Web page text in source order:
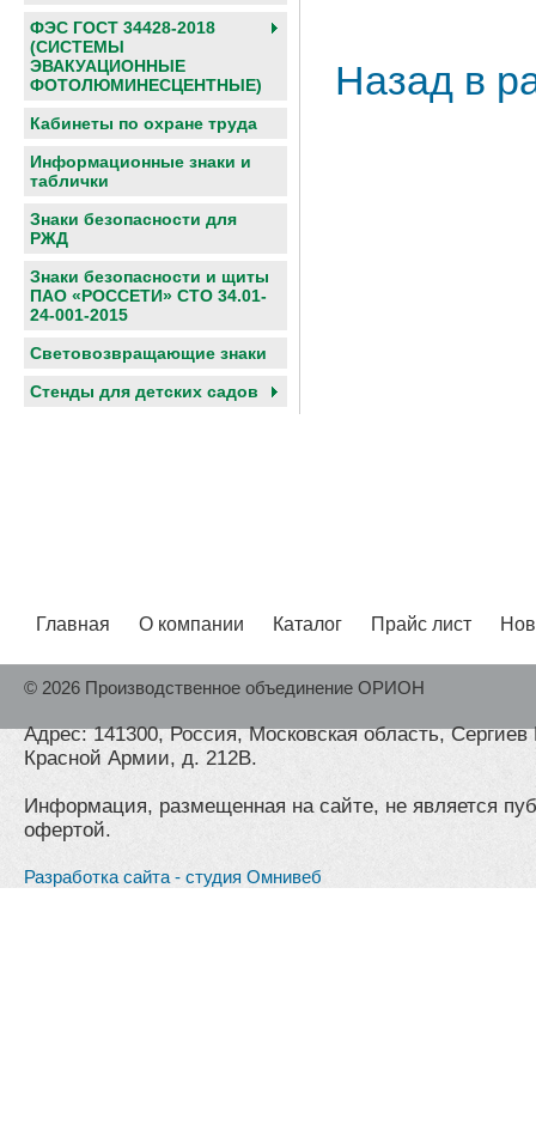
ФЭС ГОСТ 34428-2018
(СИСТЕМЫ
ЭВАКУАЦИОННЫЕ
ФОТОЛЮМИНЕСЦЕНТНЫЕ)
Кабинеты по охране труда
Информационные знаки и
таблички
Знаки безопасности для
РЖД
Знаки безопасности и щиты
ПАО «РОССЕТИ» СТО 34.01-
24-001-2015
Световозвращающие знаки
Cтенды для детских садов
Назад в
Главная О компании Каталог Прайс лист
© 2026 Производственное объединение ОРИОН
Адрес: 141300, Россия, Московская область,
Красной Армии, д. 212В.
Информация, размещенная на сайте, не является
офертой.
Разработка сайта - студия Омнивеб